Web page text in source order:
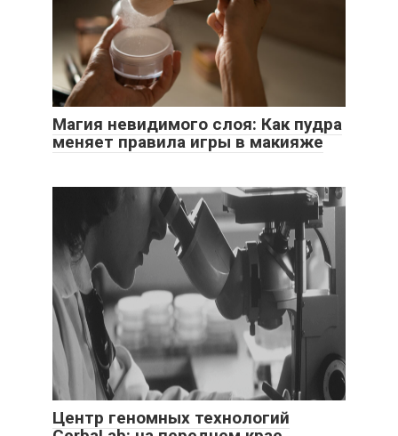
Магия невидимого слоя: Как пудра
меняет правила игры в макияже
Центр геномных технологий